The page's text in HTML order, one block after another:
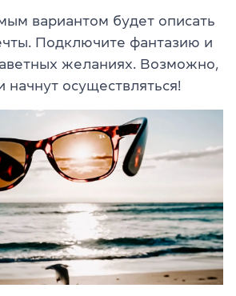
вариантом будет описать
Подключите фантазию и
желаниях. Возможно,
начнут осуществляться!